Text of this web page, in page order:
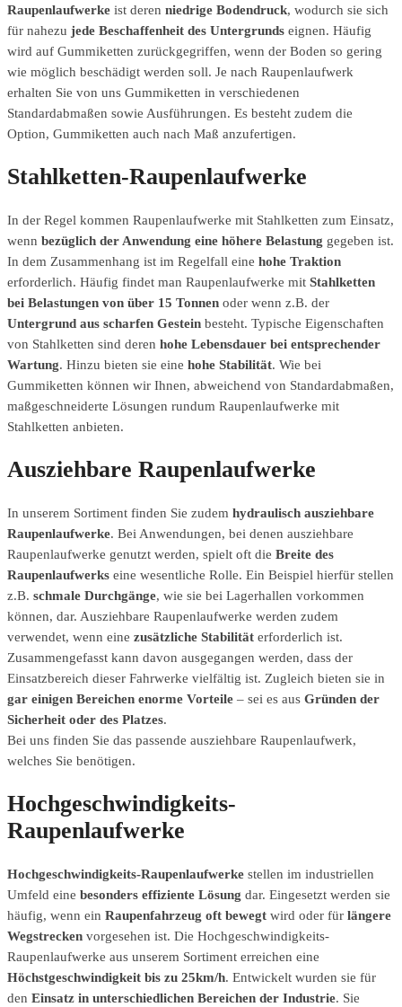
Raupenlaufwerke ist deren niedrige Bodendruck, wodurch sie sich
für nahezu jede Beschaffenheit des Untergrunds eignen. Häufig
wird auf Gummiketten zurückgegriffen, wenn der Boden so gering
wie möglich beschädigt werden soll. Je nach Raupenlaufwerk
erhalten Sie von uns Gummiketten in verschiedenen
Standardabmaßen sowie Ausführungen. Es besteht zudem die
Option, Gummiketten auch nach Maß anzufertigen.
Stahlketten-Raupenlaufwerke
In der Regel kommen Raupenlaufwerke mit Stahlketten zum Einsatz,
wenn bezüglich der Anwendung eine höhere Belastung gegeben ist.
In dem Zusammenhang ist im Regelfall eine hohe Traktion
erforderlich. Häufig findet man Raupenlaufwerke mit Stahlketten
bei Belastungen von über 15 Tonnen oder wenn z.B. der
Untergrund aus scharfen Gestein besteht. Typische Eigenschaften
von Stahlketten sind deren hohe Lebensdauer bei entsprechender
Wartung. Hinzu bieten sie eine hohe Stabilität. Wie bei
Gummiketten können wir Ihnen, abweichend von Standardabmaßen,
maßgeschneiderte Lösungen rundum Raupenlaufwerke mit
Stahlketten anbieten.
Ausziehbare Raupenlaufwerke
In unserem Sortiment finden Sie zudem hydraulisch ausziehbare
Raupenlaufwerke. Bei Anwendungen, bei denen ausziehbare
Raupenlaufwerke genutzt werden, spielt oft die Breite des
Raupenlaufwerks eine wesentliche Rolle. Ein Beispiel hierfür stellen
z.B. schmale Durchgänge, wie sie bei Lagerhallen vorkommen
können, dar. Ausziehbare Raupenlaufwerke werden zudem
verwendet, wenn eine zusätzliche Stabilität erforderlich ist.
Zusammengefasst kann davon ausgegangen werden, dass der
Einsatzbereich dieser Fahrwerke vielfältig ist. Zugleich bieten sie in
gar einigen Bereichen enorme Vorteile – sei es aus Gründen der
Sicherheit oder des Platzes.
Bei uns finden Sie das passende ausziehbare Raupenlaufwerk,
welches Sie benötigen.
Hochgeschwindigkeits-
Raupenlaufwerke
Hochgeschwindigkeits-Raupenlaufwerke stellen im industriellen
Umfeld eine besonders effiziente Lösung dar. Eingesetzt werden sie
häufig, wenn ein Raupenfahrzeug oft bewegt wird oder für längere
Wegstrecken vorgesehen ist. Die Hochgeschwindigkeits-
Raupenlaufwerke aus unserem Sortiment erreichen eine
Höchstgeschwindigkeit bis zu 25km/h. Entwickelt wurden sie für
den Einsatz in unterschiedlichen Bereichen der Industrie. Sie